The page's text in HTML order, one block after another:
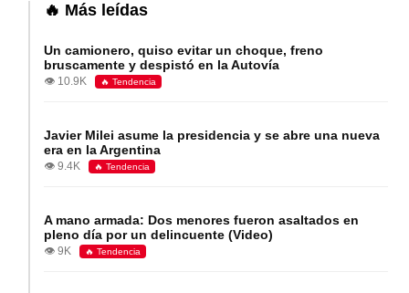
🔥 Más leídas
Un camionero, quiso evitar un choque, freno
bruscamente y despistó en la Autovía
👁️ 10.9K 🔥 Tendencia
Javier Milei asume la presidencia y se abre una nueva
era en la Argentina
👁️ 9.4K 🔥 Tendencia
A mano armada: Dos menores fueron asaltados en
pleno día por un delincuente (Video)
👁️ 9K 🔥 Tendencia